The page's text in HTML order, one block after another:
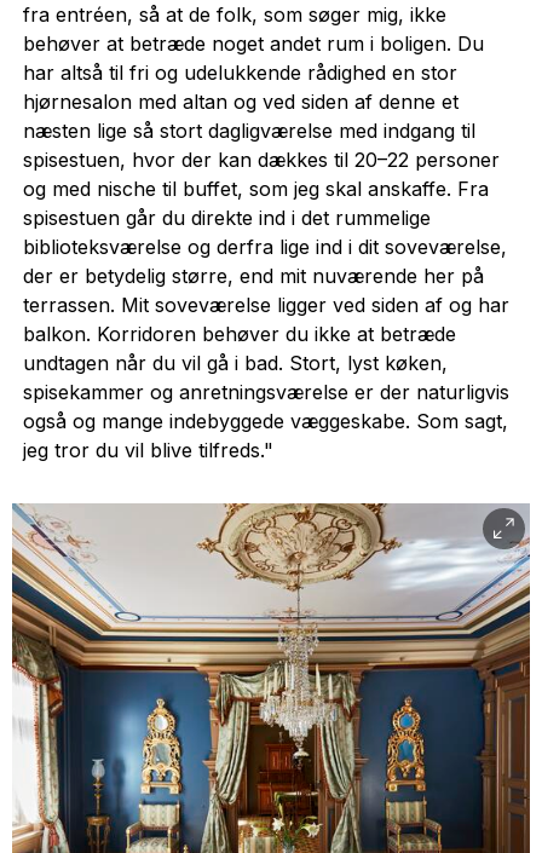
fra entréen, så at de folk, som søger mig, ikke
behøver at betræde noget andet rum i boligen. Du
har altså til fri og udelukkende rådighed en stor
hjørnesalon med altan og ved siden af denne et
næsten lige så stort dagligværelse med indgang til
spisestuen, hvor der kan dækkes til 20–22 personer
og med nische til buffet, som jeg skal anskaffe. Fra
spisestuen går du direkte ind i det rummelige
biblioteksværelse og derfra lige ind i dit soveværelse,
der er betydelig større, end mit nuværende her på
terrassen. Mit soveværelse ligger ved siden af og har
balkon. Korridoren behøver du ikke at betræde
undtagen når du vil gå i bad. Stort, lyst køken,
spisekammer og anretningsværelse er der naturligvis
også og mange indebyggede væggeskabe. Som sagt,
jeg tror du vil blive tilfreds."